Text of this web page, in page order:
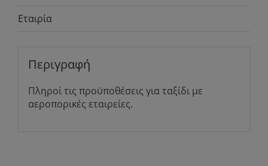
Εταιρία
Περιγραφή
Πληροί τις προϋποθέσεις για ταξίδι με
αεροπορικές εταιρείες.